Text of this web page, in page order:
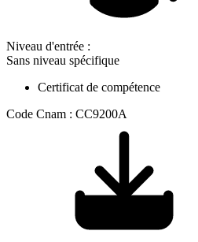
Niveau d'entrée :
Sans niveau spécifique
Certificat de compétence
Code Cnam : CC9200A